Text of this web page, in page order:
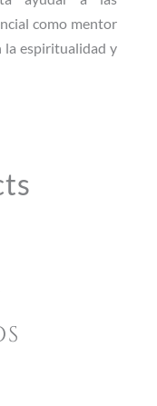
como mentor
la espiritualidad y